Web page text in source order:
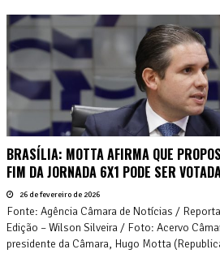
BRASÍLIA: MOTTA AFIRMA QUE
FIM DA JORNADA 6X1 PODE SER
26 de fevereiro de 2026
Fonte: Agência Câmara de Notícias /
Edição – Wilson Silveira / Foto: Acervo
presidente da Câmara, Hugo Motta